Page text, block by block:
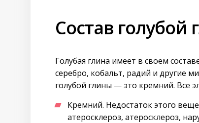
Состав голубой
Голубая глина имеет в своем
серебро, кобальт, радий и другие
голубой глины — это кремний. Все
Кремний. Недостаток этого
атеросклероз, атеросклероз,